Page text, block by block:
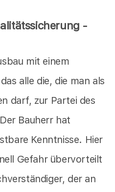
-
mit einem
alle die, die man als
darf, zur Partei des
Bauherr hat
Kenntnisse. Hier
Gefahr übervorteilt
der an